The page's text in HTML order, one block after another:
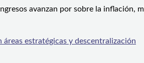
avanzan por sobre la inflación,